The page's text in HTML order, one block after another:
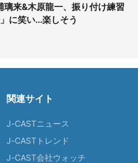
来&木原龍一、振り付け練習
に笑い...楽しそう
関連サイト
J-CASTニュース
J-CASTトレンド
J-CAST会社ウォッチ